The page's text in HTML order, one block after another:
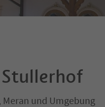
Meran und Umgebung